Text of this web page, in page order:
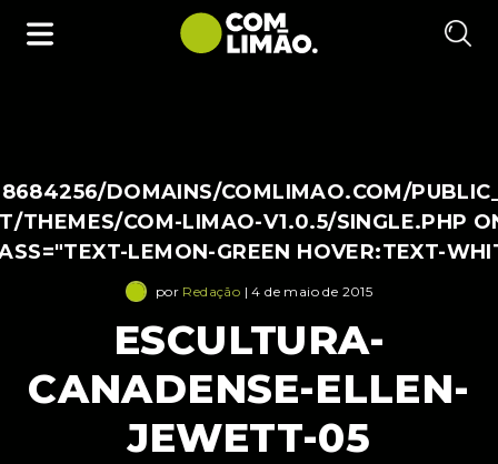
DOMAINS/COMLIMAO.COM/
THEMES/COM-LIMAO-V1.0.5/SINGLE.PHP
LEMON-GREEN HOVER:TEXT-
por Redação | 4 de maio de 2015
ESCULTURA-
CANADENSE-ELLEN-
JEWETT-05